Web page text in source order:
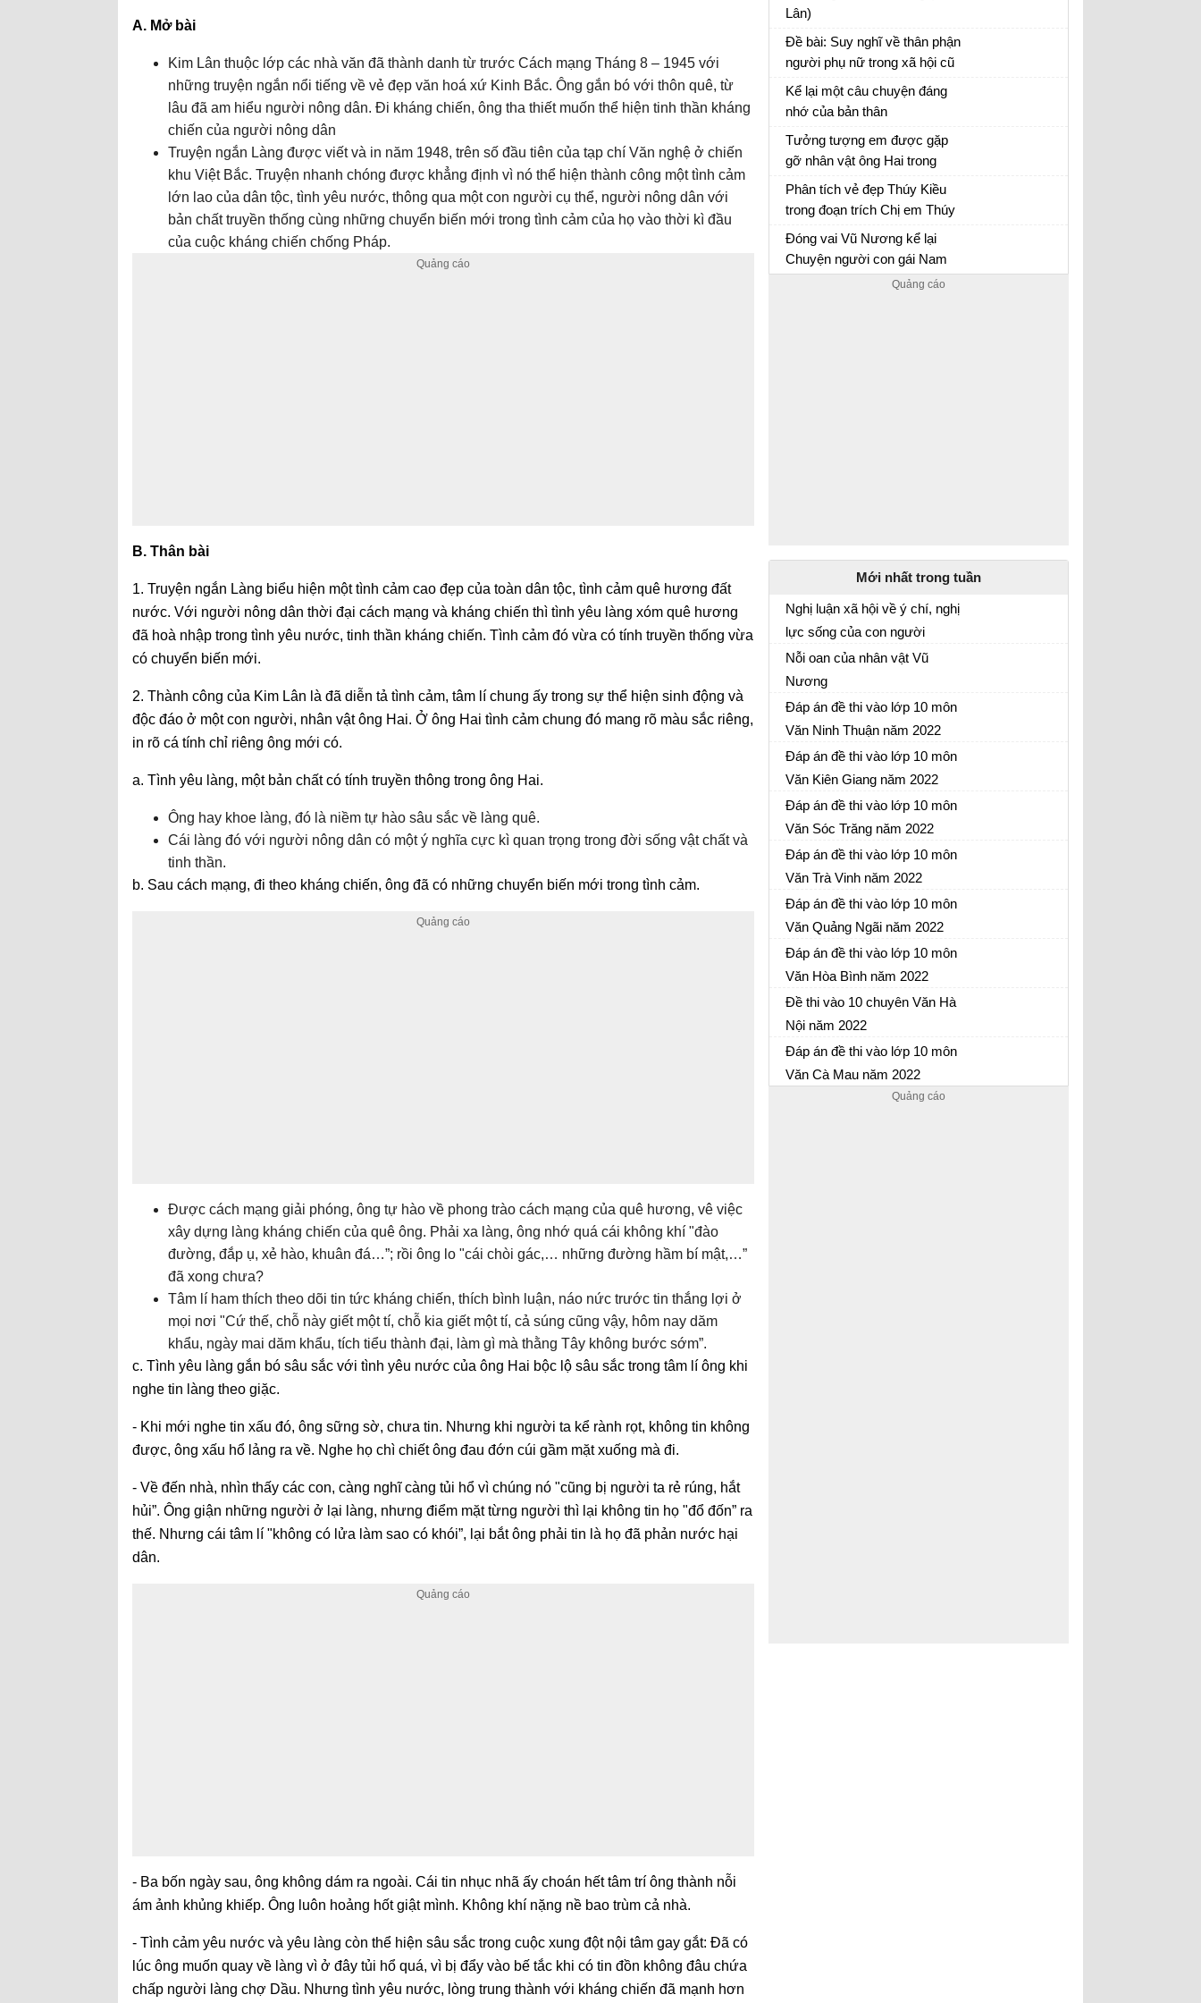
A. Mở bài
Kim Lân thuộc lớp các nhà văn đã thành danh từ trước Cách mạng Tháng 8 – 1945 với
những truyện ngắn nổi tiếng về vẻ đẹp văn hoá xứ Kinh Bắc. Ông gắn bó với thôn quê, từ
lâu đã am hiểu người nông dân. Đi kháng chiến, ông tha thiết muốn thể hiện tinh thần kháng
chiến của người nông dân
Truyện ngắn Làng được viết và in năm 1948, trên số đầu tiên của tạp chí Văn nghệ ở chiến
khu Việt Bắc. Truyện nhanh chóng được khẳng định vì nó thể hiện thành công một tình cảm
lớn lao của dân tộc, tình yêu nước, thông qua một con người cụ thể, người nông dân với
bản chất truyền thống cùng những chuyển biến mới trong tình cảm của họ vào thời kì đầu
của cuộc kháng chiến chống Pháp.
B. Thân bài
1. Truyện ngắn Làng biểu hiện một tình cảm cao đẹp của toàn dân tộc, tình cảm quê hương đất
nước. Với người nông dân thời đại cách mạng và kháng chiến thì tình yêu làng xóm quê hương
đã hoà nhập trong tình yêu nước, tinh thần kháng chiến. Tình cảm đó vừa có tính truyền thống vừa
có chuyển biến mới.
2. Thành công của Kim Lân là đã diễn tả tình cảm, tâm lí chung ấy trong sự thể hiện sinh động và
độc đáo ở một con người, nhân vật ông Hai. Ở ông Hai tình cảm chung đó mang rõ màu sắc riêng,
in rõ cá tính chỉ riêng ông mới có.
a. Tình yêu làng, một bản chất có tính truyền thông trong ông Hai.
Ông hay khoe làng, đó là niềm tự hào sâu sắc về làng quê.
Cái làng đó với người nông dân có một ý nghĩa cực kì quan trọng trong đời sống vật chất và
tinh thần.
b. Sau cách mạng, đi theo kháng chiến, ông đã có những chuyển biến mới trong tình cảm.
Được cách mạng giải phóng, ông tự hào về phong trào cách mạng của quê hương, vê việc
xây dựng làng kháng chiến của quê ông. Phải xa làng, ông nhớ quá cái không khí "đào
đường, đắp ụ, xẻ hào, khuân đá…”; rồi ông lo "cái chòi gác,… những đường hầm bí mật,…”
đã xong chưa?
Tâm lí ham thích theo dõi tin tức kháng chiến, thích bình luận, náo nức trước tin thắng lợi ở
mọi nơi "Cứ thế, chỗ này giết một tí, chỗ kia giết một tí, cả súng cũng vậy, hôm nay dăm
khẩu, ngày mai dăm khẩu, tích tiểu thành đại, làm gì mà thằng Tây không bước sớm”.
c. Tình yêu làng gắn bó sâu sắc với tình yêu nước của ông Hai bộc lộ sâu sắc trong tâm lí ông khi
nghe tin làng theo giặc.
- Khi mới nghe tin xấu đó, ông sững sờ, chưa tin. Nhưng khi người ta kể rành rọt, không tin không
được, ông xấu hổ lảng ra về. Nghe họ chì chiết ông đau đớn cúi gầm mặt xuống mà đi.
- Về đến nhà, nhìn thấy các con, càng nghĩ càng tủi hổ vì chúng nó "cũng bị người ta rẻ rúng, hắt
hủi”. Ông giận những người ở lại làng, nhưng điểm mặt từng người thì lại không tin họ "đổ đốn” ra
thế. Nhưng cái tâm lí "không có lửa làm sao có khói”, lại bắt ông phải tin là họ đã phản nước hại
dân.
- Ba bốn ngày sau, ông không dám ra ngoài. Cái tin nhục nhã ấy choán hết tâm trí ông thành nỗi
ám ảnh khủng khiếp. Ông luôn hoảng hốt giật mình. Không khí nặng nề bao trùm cả nhà.
- Tình cảm yêu nước và yêu làng còn thể hiện sâu sắc trong cuộc xung đột nội tâm gay gắt: Đã có
lúc ông muốn quay về làng vì ở đây tủi hổ quá, vì bị đẩy vào bế tắc khi có tin đồn không đâu chứa
chấp người làng chợ Dầu. Nhưng tình yêu nước, lòng trung thành với kháng chiến đã mạnh hơn
trời lúc sang thu
Lân)
Đề bài: Suy nghĩ về thân phận
người phụ nữ trong xã hội cũ
qua nhân vật Vũ Nương ở
Chuyện người con gái Nam
Kể lại một câu chuyện đáng
nhớ của bản thân
Kể lại một câu chuyện đáng nhớ của bản thân
trong đó có sử dụng các yếu tố nghị luận và
miêu tả nội tâm
Tưởng tượng em được gặp
gỡ nhân vật ông Hai trong
truyện ngắn "Làng" của nhà
văn Kim Lân và trò chuyện
cùng ông về những ngày
tháng đi tản cư
Tưởng tượng gặp gỡ và trò chuyện với ông Hai
Phân tích vẻ đẹp Thúy Kiều
trong đoạn trích Chị em Thúy
Kiều
Phân tích vẻ đẹp và tài hoa của Thúy Kiều
Đóng vai Vũ Nương kể lại
Chuyện người con gái Nam
Kể lại Chuyện người con gái Nam Xương bằng
Mới nhất trong tuần
Nghị luận xã hội về ý chí, nghị
lực sống của con người
Em hãy viết một bài văn (khoảng 1 trang giấy
của con người
Nỗi oan của nhân vật Vũ
Nương
Nỗi oan khuất và cái chết của Vũ Nương trong
Đáp án đề thi vào lớp 10 môn
Văn Ninh Thuận năm 2022
Đề thi môn Ngữ văn vào lớp 10 Ninh Thuận
Đáp án đề thi vào lớp 10 môn
Văn Kiên Giang năm 2022
Đề thi môn Ngữ văn vào lớp 10 Kiên Giang năm
Đáp án đề thi vào lớp 10 môn
Văn Sóc Trăng năm 2022
Đề thi môn Ngữ văn vào lớp 10 Sóc Trăng năm
Đáp án đề thi vào lớp 10 môn
Văn Trà Vinh năm 2022
Đề thi môn Ngữ văn vào lớp 10 Trà Vinh năm
Đáp án đề thi vào lớp 10 môn
Văn Quảng Ngãi năm 2022
Đề thi môn Ngữ văn vào lớp 10 Quảng Ngãi
Đáp án đề thi vào lớp 10 môn
Văn Hòa Bình năm 2022
Đề thi môn Ngữ văn vào lớp 10 Hòa Bình năm
Đề thi vào 10 chuyên Văn Hà
Nội năm 2022
Đề thi chuyên Văn vào lớp 10 năm 2022
Đáp án đề thi vào lớp 10 môn
Văn Cà Mau năm 2022
Đề thi vào lớp 10 môn Văn Cà Mau năm 2022